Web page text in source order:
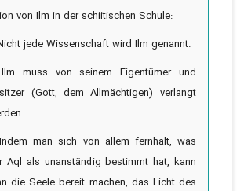
von Ilm in der schiitischen Schule:
jede Wissenschaft wird Ilm genannt.
muss von seinem Eigentümer und
(Gott, dem Allmächtigen) verlangt
man sich von allem fernhält, was
Aql als unanständig bestimmt hat, kann
die Seele bereit machen, das Licht des